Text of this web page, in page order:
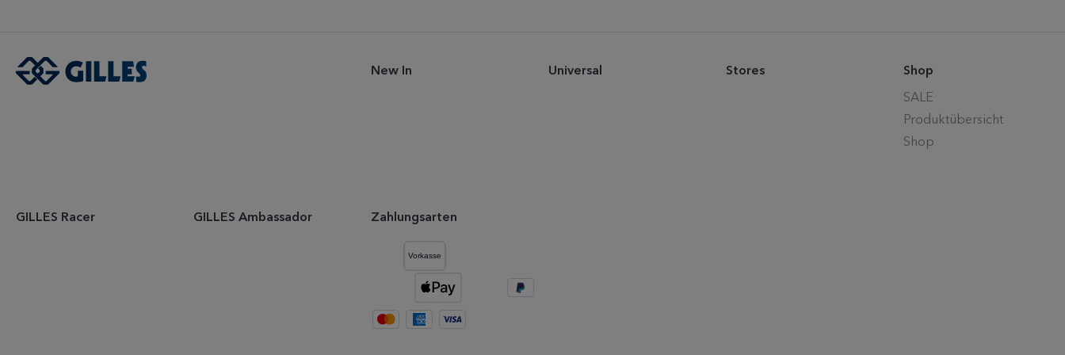
New In Universal Stores Shop
SALE
Produktübersicht
Shop
GILLES Racer GILLES Ambassador Zahlungsarten